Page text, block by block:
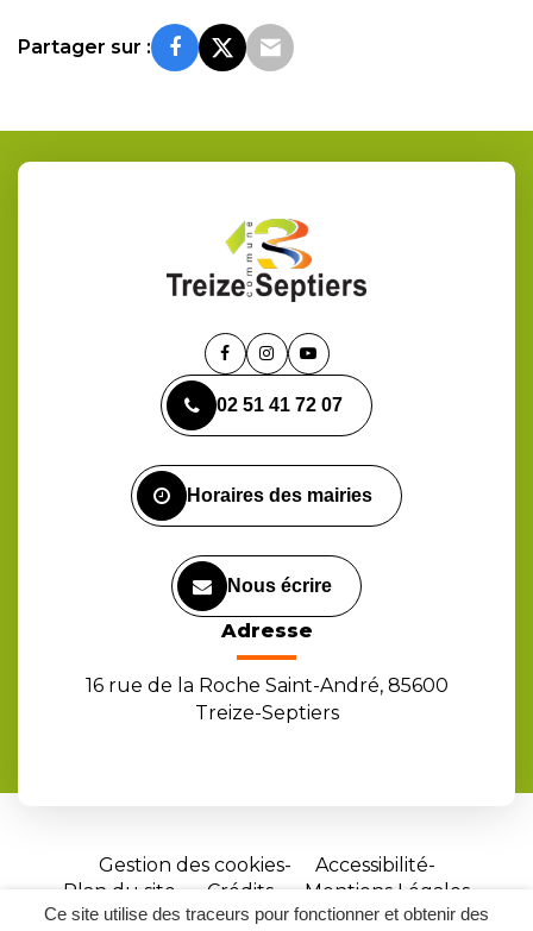
Ce site utilise des traceurs pour fonctionner et obtenir des
Partager sur :
Lien
le
compte
Lien
le
compte
Lien
la
chaîne
02 51 41 72 07
Horaires des mairies
Nous écrire
Adresse
16 rue de la Roche Saint-André, 85600
Treize-Septiers
Gestion des cookies
Accessibilité
Plan du site
Crédits
Mentions Légales